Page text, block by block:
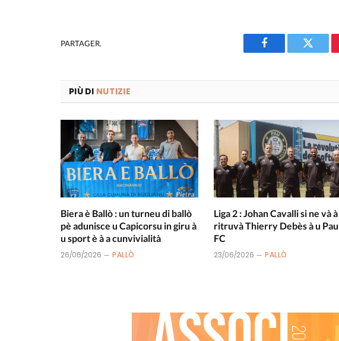
PARTAGER.
Facebook Twitter
PIÙ DI NUTIZIE
Biera è Ballò : un turneu di ballò
pè adunisce u Capicorsu in giru à
u sport è à a cunvivialità
26/06/2026 PALLÒ
Liga 2 : Johan Cavalli si ne và à
ritruvà Thierry Debès à u Pau
FC
23/06/2026 PALLÒ